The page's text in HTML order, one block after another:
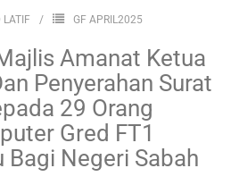
LATIF GF APRIL2025
Amanat Ketua
Penyerahan Surat
29 Orang
Gred FT1
Bagi Negeri Sabah